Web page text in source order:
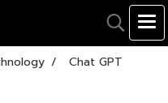
Chat GPT